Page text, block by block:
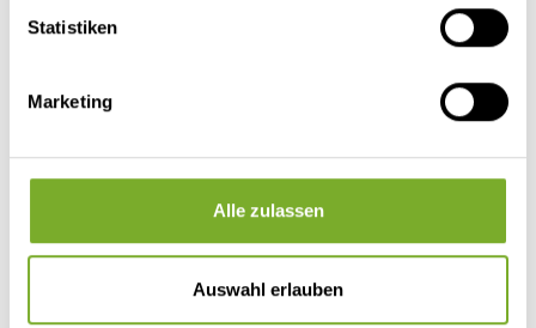
Statistiken
Marketing
Alle zulassen
Auswahl erlauben